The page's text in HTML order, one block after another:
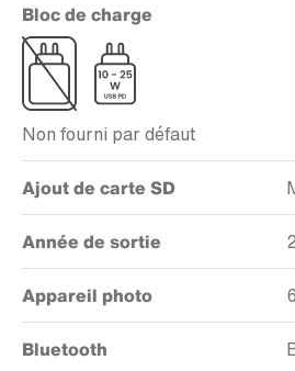
Bloc de charge
Non fourni par défaut
Ajout de carte SD
Année de sortie
Appareil photo
Bluetooth